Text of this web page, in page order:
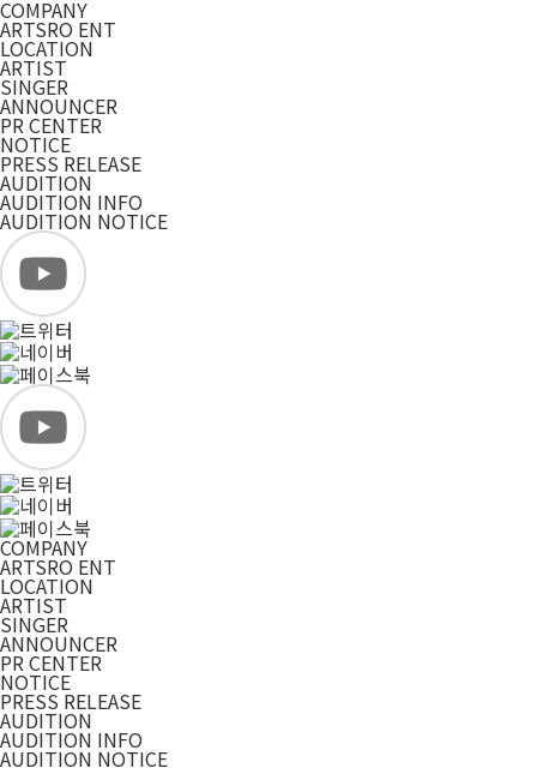
COMPANY
ARTSRO ENT
LOCATION
ARTIST
SINGER
ANNOUNCER
PR CENTER
NOTICE
PRESS RELEASE
AUDITION
AUDITION INFO
AUDITION NOTICE
COMPANY
ARTSRO ENT
LOCATION
ARTIST
SINGER
ANNOUNCER
PR CENTER
NOTICE
PRESS RELEASE
AUDITION
AUDITION INFO
AUDITION NOTICE